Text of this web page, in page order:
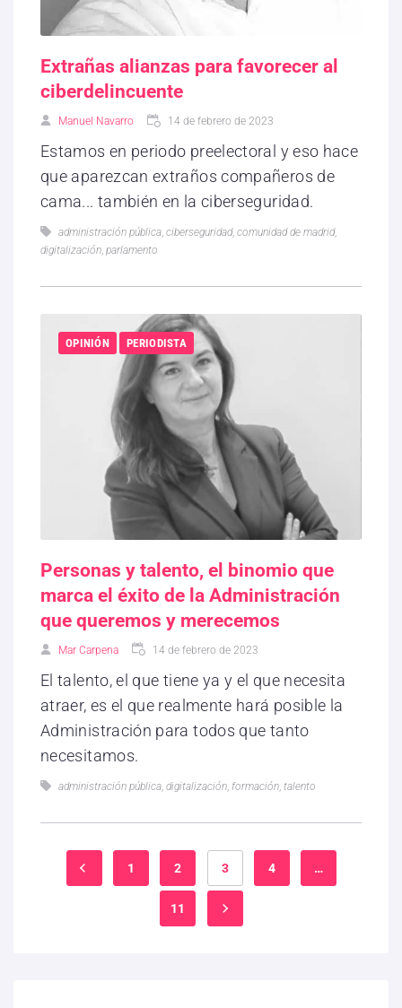
Extrañas alianzas para favorecer al
ciberdelincuente
Manuel Navarro 14 de febrero de 2023
Estamos en periodo preelectoral y eso hace
que aparezcan extraños compañeros de
cama... también en la ciberseguridad.
administración pública ciberseguridad, comunidad de madrid,
digitalización parlamento
OPINIÓN PERIODISTA
Personas y talento, el binomio que
marca el éxito de la Administración
que queremos y merecemos
Mar Carpena 14 de febrero de 2023
El talento, el que tiene ya y el que necesita
atraer, es el que realmente hará posible la
Administración para todos que tanto
necesitamos.
administración pública digitalización formación talento
1 2 3 4 …
11